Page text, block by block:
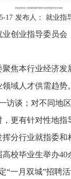
【就业资讯】全国就指委持续助力促进高校毕业生就业
17 发布人： 就业指
创业指导委员
聚焦本行业经济
域人才供需趋
访谈；对不同
更有针对性地指
挥分行业就指委
高校毕业生举办
一月双城”招